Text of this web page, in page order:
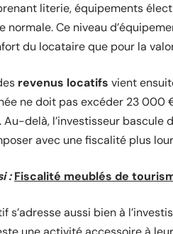
literie, équipements
normale. Ce niveau
du locataire que pour la
revenus locatifs vient
ne doit pas excéder 23 000
Au-delà, l’investisseur bascule
avec une fiscalité plus
: Fiscalité meublés de
s’adresse aussi bien à